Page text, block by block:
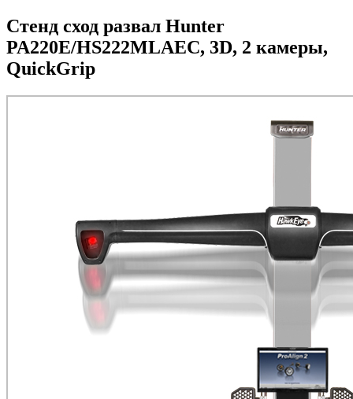
Стенд сход развал Hunter
PA220E/HS222MLAEC, 3D, 2 камеры,
QuickGrip